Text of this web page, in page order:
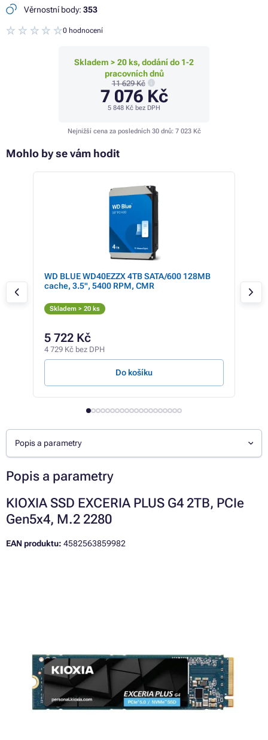
Věrnostní body: 353
0 hodnocení
Skladem > 20 ks, dodání do 1-2
pracovních dnů
11 629 Kč
7 076 Kč
5 848 Kč bez DPH
Nejnižší cena za posledních 30 dnů: 7 023 Kč
Mohlo by se vám hodit
WD BLUE WD40EZZX 4TB SATA/600 128MB
cache, 3.5", 5400 RPM, CMR
Skladem > 20 ks
5 722 Kč
4 729 Kč bez DPH
Do košíku
Popis a parametry
Popis a parametry
KIOXIA SSD EXCERIA PLUS G4 2TB, PCIe
Gen5x4, M.2 2280
EAN produktu: 4582563859982